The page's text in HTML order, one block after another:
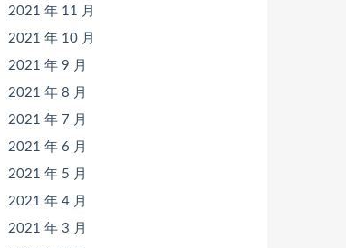
2021 年 11 月
2021 年 10 月
2021 年 9 月
2021 年 8 月
2021 年 7 月
2021 年 6 月
2021 年 5 月
2021 年 4 月
2021 年 3 月